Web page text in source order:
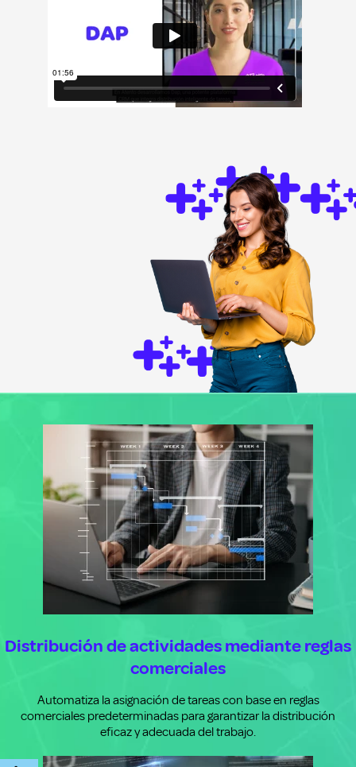
Distribución de actividades mediante reglas
comerciales
Automatiza la asignación de tareas con base en reglas
comerciales predeterminadas para garantizar la distribución
eficaz y adecuada del trabajo.